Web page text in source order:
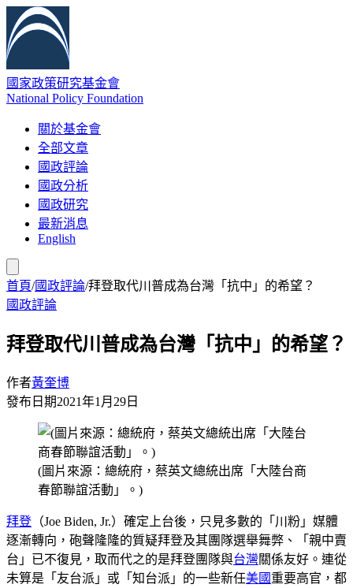
國家政策研究基金會
National Policy Foundation
關於基金會
全部文章
國政評論
國政分析
國政研究
最新消息
English
首頁/國政評論/拜登取代川普成為台灣「抗中」的希望？
國政評論
拜登取代川普成為台灣「抗中」的希望？
作者黃奎博
發布日期2021年1月29日
(圖片來源：總統府，蔡英文總統出席「大陸台商
春節聯誼活動」。)
拜登 （Joe Biden, Jr.）確定上台後，只見多數的「川粉」媒體
逐漸轉向，砲聲隆隆的質疑拜登及其團隊選舉舞弊、「親中賣
台」已不復見，取而代之的是拜登團隊與台灣關係友好。連從
未算是「友台派」或「知台派」的一些新任美國 重要高官，都